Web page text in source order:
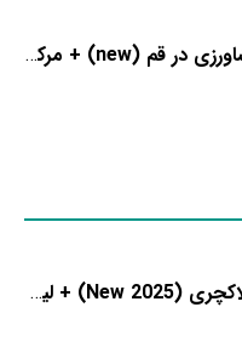
قیمت عمده چکمه کشاورزی در قم (new) + مرکز فروش رکاب
خرید دمپایی مردانه لاکچری (New 2025) + لیست قیمت روز